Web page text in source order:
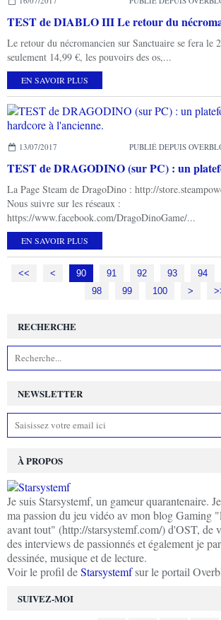
Le retour du nécromancien sur Sanctuaire se fera le
seulement 14,99 €, les pouvoirs des os,...
EN SAVOIR PLUS
13/07/2017 PUBLIÉ DEPUIS
La Page Steam de DragoDino : http://
Nous suivre sur les réseaux :
https://www.facebook.com/DragoDinoGame/...
EN SAVOIR PLUS
<< < 10
20
30
40
50
60
70
80
90 91 92 93 94
98
99 100 >
NEWSLETTER
SUIVEZ-MOI
RECHERCHE
À PROPOS
Je suis Starsystemf, un gameur quarantenaire.
ma passion du jeu vidéo av mon blog Gaming
avant tout" (http://starsystemf.com/) d'OST, de
des interviews de passionnés et également je
dessinée, musique et de lecture.
Voir le profil deStarsystemfsur le portail